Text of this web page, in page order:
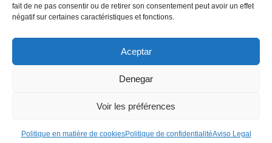
fait de ne pas consentir ou de retirer son consentement peut avoir un effet
négatif sur certaines caractéristiques et fonctions.
Aceptar
Denegar
Voir les préférences
Politique en matière de cookiesPolitique de confidentialitéAviso Legal
Entreprise Juridique